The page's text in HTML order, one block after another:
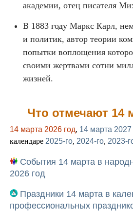
академии, отец писателя
В 1883 году Маркс Карл,
и политик, автор теории
попытки воплощения
своими жертвами сотни
жизней.
Что отмечают 14
14 марта 2026 год, 14 марта 2027
календаре 2025-го, 2024-го, 2023-
События 14 марта в
2026 год
Праздники 14 марта в
профессиональных